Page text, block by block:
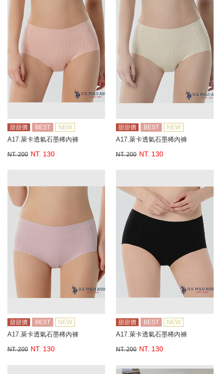
甜甜價 BEST NEW
A17.萊卡透氣石墨稀內褲
NT. 200 NT. 130
甜甜價 BEST NEW
A17.萊卡透氣石墨稀內褲
NT. 200 NT. 130
甜甜價 BEST NEW
A17.萊卡透氣石墨稀內褲
NT. 200 NT. 130
甜甜價 BEST NEW
A17.萊卡透氣石墨稀內褲
NT. 200 NT. 130